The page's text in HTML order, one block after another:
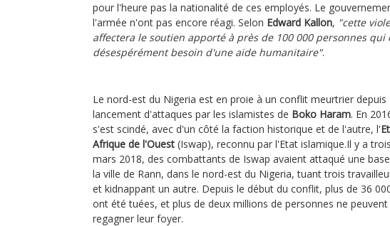
pour l'heure pas la nationalité de ces employés. Le
l'armée n'ont pas encore réagi. Selon Edward Kallon, "cette
affectera le soutien apporté à près de 100 000 personnes qui
désespérément besoin d'une aide humanitaire".
Le nord-est du Nigeria est en proie à un conflit meurtrier depuis
lancement d'attaques par les islamistes de Boko Haram. En
s'est scindé, avec d'un côté la faction historique et de l'autre, l'
Afrique de l'Ouest (Iswap), reconnu par l'Etat islamique.Il y a
mars 2018, des combattants de Iswap avaient attaqué une
la ville de Rann, dans le nord-est du Nigeria, tuant trois
et kidnappant un autre. Depuis le début du conflit, plus de 36
ont été tuées, et plus de deux millions de personnes ne
regagner leur foyer.